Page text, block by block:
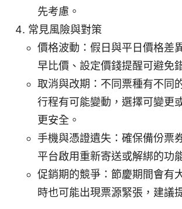
先考慮。
常見風險與對策
價格波動：假日與平日價格差
早比價、設定價錢提醒可避免
取消與改期：不同票種有不同
行程有可能變動，選擇可變更
更安全。
手機與憑證遺失：確保備份票
平台啟用重新寄送或解綁的功
促銷期的競爭：節慶期間會有
時也可能出現票源緊張，建議